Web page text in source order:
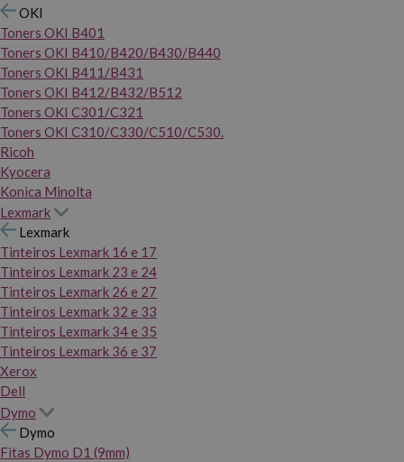
OKI
Toners OKI B401
Toners OKI B410/B420/B430/B440
Toners OKI B411/B431
Toners OKI B412/B432/B512
Toners OKI C301/C321
Toners OKI C310/C330/C510/C530.
Ricoh
Kyocera
Konica Minolta
Lexmark
Lexmark
Tinteiros Lexmark 16 e 17
Tinteiros Lexmark 23 e 24
Tinteiros Lexmark 26 e 27
Tinteiros Lexmark 32 e 33
Tinteiros Lexmark 34 e 35
Tinteiros Lexmark 36 e 37
Xerox
Dell
Dymo
Dymo
Fitas Dymo D1 (9mm)